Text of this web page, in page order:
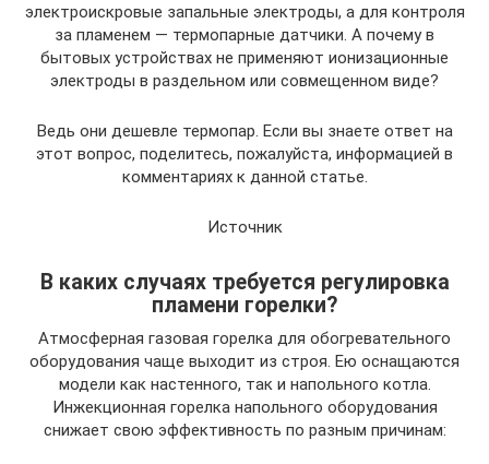
электроискровые запальные электроды, а для контроля
за пламенем — термопарные датчики. А почему в
бытовых устройствах не применяют ионизационные
электроды в раздельном или совмещенном виде?
Ведь они дешевле термопар. Если вы знаете ответ на
этот вопрос, поделитесь, пожалуйста, информацией в
комментариях к данной статье.
Источник
В каких случаях требуется регулировка
пламени горелки?
Атмосферная газовая горелка для обогревательного
оборудования чаще выходит из строя. Ею оснащаются
модели как настенного, так и напольного котла.
Инжекционная горелка напольного оборудования
снижает свою эффективность по разным причинам: